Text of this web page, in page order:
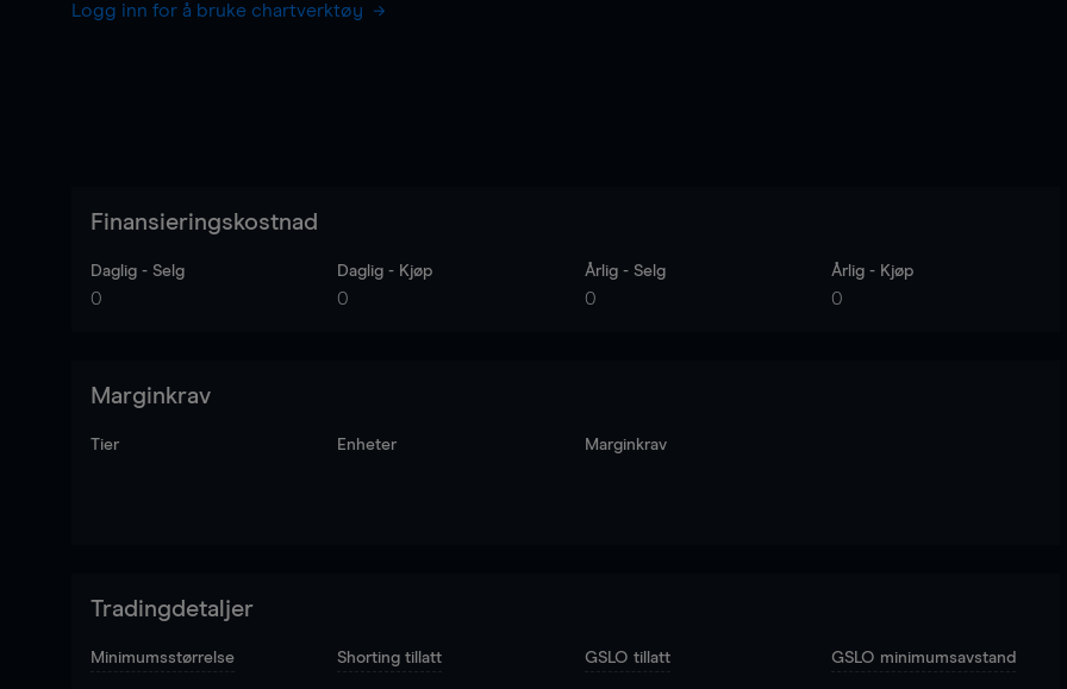
Logg inn for å bruke chartverktøy
Finansieringskostnad
Daglig - Selg
0
Daglig - Kjøp
0
Årlig - Selg
0
Årlig - Kjøp
0
Marginkrav
Tier Enheter Marginkrav
Tradingdetaljer
Minimumsstørrelse Shorting tillatt GSLO tillatt GSLO minimumsavstand